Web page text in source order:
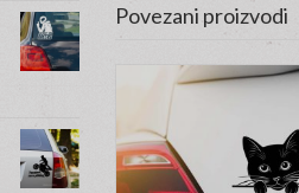
Povezani proizvodi